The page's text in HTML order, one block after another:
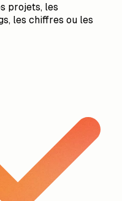
projets, les
les chiffres ou les